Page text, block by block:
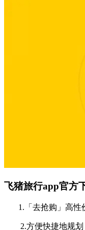
飞猪旅行app官方
1.「去抢购」高性
2.方便快捷地规划